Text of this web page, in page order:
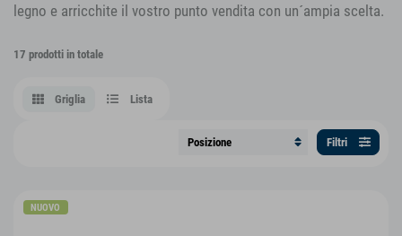
legno e arricchite il vostro punto vendita con un´ampia scelta.
17 prodotti in totale
Griglia Lista
Filtri
NUOVO